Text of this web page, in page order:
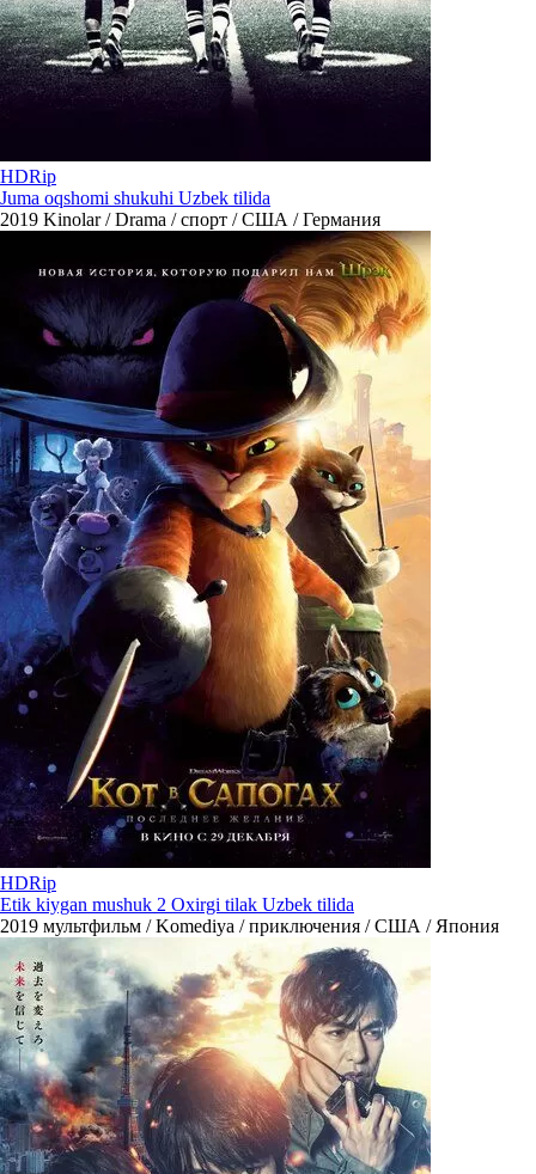
HDRip
Juma oqshomi shukuhi Uzbek tilida
2019 Kinolar / Drama / спорт / США / Германия
HDRip
Etik kiygan mushuk 2 Oxirgi tilak Uzbek tilida
2019 мультфильм / Komediya / приключения / США / Япония